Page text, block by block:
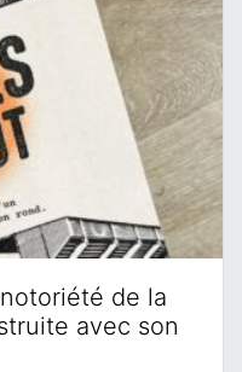
de la
avec son